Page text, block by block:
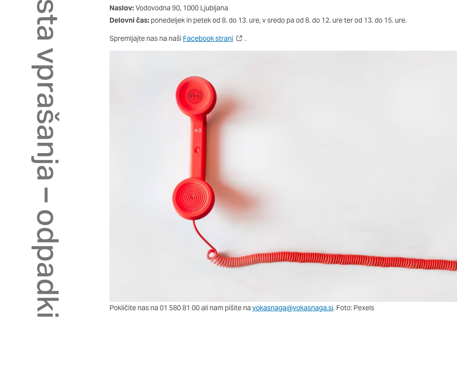
Pogosta vprašanja – odpadki Naslov:Vodovodna 90, 1000 Ljubljana
Delovni čas: ponedeljek in petek od 8. do 13. ure, v sredo pa od 8. do 12. ure ter od 13. do 15. ure.
Spremljajte nas na naši Facebook strani .
Pokličite nas na 01 580 81 00 ali nam pišite na vokasnaga@vokasnaga.si. Foto: Pexels
zasebnosti, prijava ali izpolnjevanje obrazcev. Na voljo imate nastavitev, da brskalnik
vas opozori na njih. V tem primeru nekateri deli spletnega mesta ne bodo delovali.
S temi piškotki štejemo obiske in izvor prometa, da lahko merimo in izboljšamo
našega spletnega mesta. Z njimi prepoznamo, katera mesta so najbolj in najmanj
opazujemo, kako se obiskovalci pomikajo po spletnem mestu. Podatki, ki jih piškotki
in anonimni. Če uporabo teh piškotkov zavrnete, ne bomo vedeli, kdaj ste obiskali naše
izdelavo profila vaših interesov, ki ga nato uporabijo za prikazovanje ustreznih oglasov
mestih. Pri delu uporabljajo edinstveno prepoznavanje vašega brskalnika in naprave.
teh piškotkov, ne boste deležni našega ciljnega spletnega oglaševanja.
Potrdi moje izbire